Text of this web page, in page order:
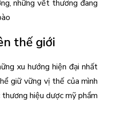
những vết thương đang
thế giới
xu hướng hiện đại nhất
giữ vững vị thế của mình
hiệu dược mỹ phẩm